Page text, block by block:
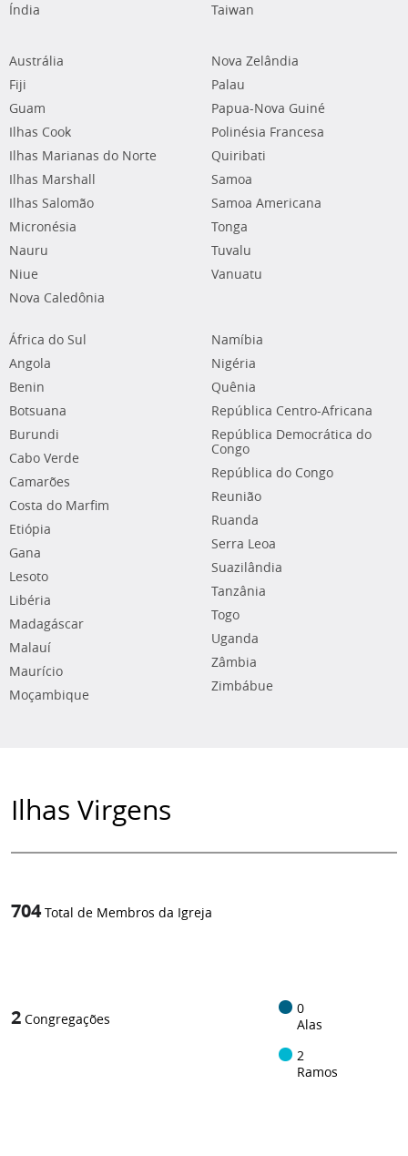
Índia
Taiwan
Austrália
Fiji
Guam
Ilhas Cook
Ilhas Marianas do Norte
Ilhas Marshall
Ilhas Salomão
Micronésia
Nauru
Niue
Nova Caledônia
Nova Zelândia
Palau
Papua-Nova Guiné
Polinésia Francesa
Quiribati
Samoa
Samoa Americana
Tonga
Tuvalu
Vanuatu
África do Sul
Angola
Benin
Botsuana
Burundi
Cabo Verde
Camarões
Costa do Marfim
Etiópia
Gana
Lesoto
Libéria
Madagáscar
Malauí
Maurício
Moçambique
Namíbia
Nigéria
Quênia
República Centro-Africana
República Democrática do
Congo
República do Congo
Reunião
Ruanda
Serra Leoa
Suazilândia
Tanzânia
Togo
Uganda
Zâmbia
Zimbábue
Ilhas Virgens
704 Total de Membros da Igreja
2 Congregações
0
Alas
2
Ramos